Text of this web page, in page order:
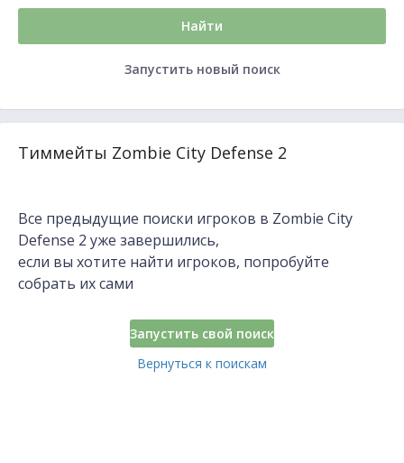
Найти
Запустить новый поиск
Тиммейты Zombie City Defense 2
Все предыдущие поиски игроков в Zombie City
Defense 2 уже завершились,
если вы хотите найти игроков, попробуйте
собрать их сами
Запустить свой поиск
Вернуться к поискам